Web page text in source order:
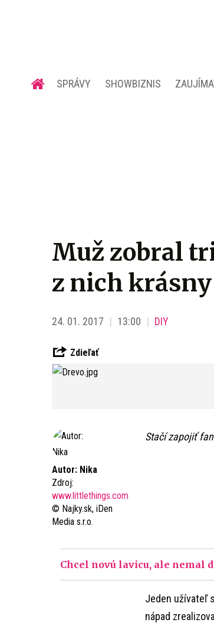
SPRÁVY SHOWBIZNIS
Muž zobral
z nich
24. 01. 2017 13:00 DIY
Zdieľať
Autor: Nika
Zdroj:
www.littlethings.com
© Najky.sk, iDen
Media s.r.o.
Stačí zapojiť
Chcel novú lavicu, ale nemal
Jeden užívateľ
nápad